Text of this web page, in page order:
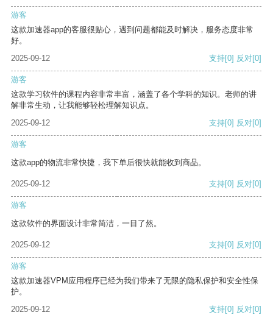
游客
这款加速器app的客服很贴心，遇到问题都能及时解决，服务态度非常
好。
2025-09-12
支持[0] 反对[0]
游客
这款学习软件的课程内容非常丰富，涵盖了各个学科的知识。老师的讲
解非常生动，让我能够轻松理解知识点。
2025-09-12
支持[0] 反对[0]
游客
这款app的物流非常快捷，我下单后很快就能收到商品。
2025-09-12 支持[0] 反对[0]
游客
这款软件的界面设计非常简洁，一目了然。
2025-09-12 支持[0] 反对[0]
游客
这款加速器VPM应用程序已经为我们带来了无限的隐私保护和安全性保
护。
2025-09-12
支持[0] 反对[0]